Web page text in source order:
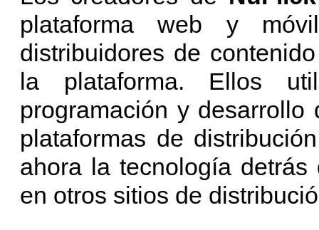
plataforma web y
distribuidores de
la plataforma. Ellos
programación y
plataformas de
ahora la tecnología
en otros sitios de